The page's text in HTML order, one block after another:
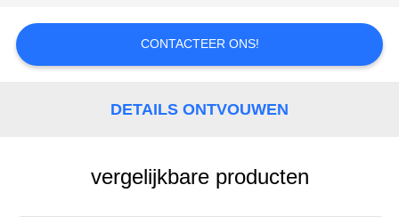
CONTACTEER ONS!
DETAILS ONTVOUWEN
vergelijkbare producten